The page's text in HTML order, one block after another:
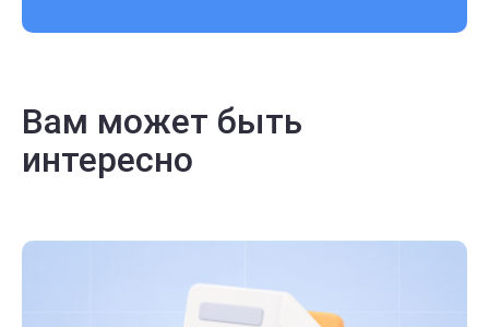
Вам может быть
интересно